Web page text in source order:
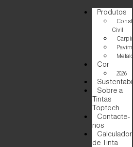
Produtos
Civil
Cor
2026
Sobre a
Tintas
Toptech
Contacte-
nos
Calculadora
de Tinta